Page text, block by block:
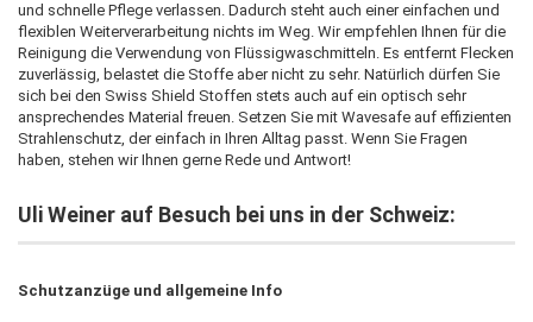
und schnelle Pflege verlassen. Dadurch steht auch einer einfachen und
flexiblen Weiterverarbeitung nichts im Weg. Wir empfehlen Ihnen für die
Reinigung die Verwendung von Flüssigwaschmitteln. Es entfernt Flecken
zuverlässig, belastet die Stoffe aber nicht zu sehr. Natürlich dürfen Sie
sich bei den Swiss Shield Stoffen stets auch auf ein optisch sehr
ansprechendes Material freuen. Setzen Sie mit Wavesafe auf effizienten
Strahlenschutz, der einfach in Ihren Alltag passt. Wenn Sie Fragen
haben, stehen wir Ihnen gerne Rede und Antwort!
Uli Weiner auf Besuch bei uns in der Schweiz:
Schutzanzüge und allgemeine Info